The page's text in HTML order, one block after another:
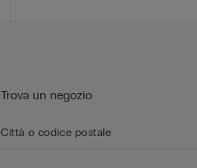
Trova un negozio